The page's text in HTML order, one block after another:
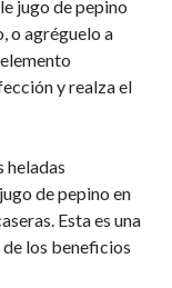
jugo de pepino
o agréguelo a
y realza el
heladas
de pepino en
Esta es una
los beneficios